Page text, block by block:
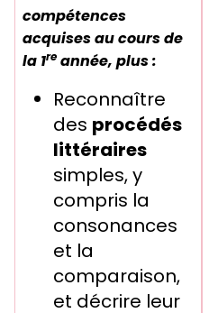
compétences
acquises au cours de
la 1re année, plus :
Reconnaître
des procédés
littéraires
simples, y
compris la
consonances
et la
comparaison,
et décrire leur